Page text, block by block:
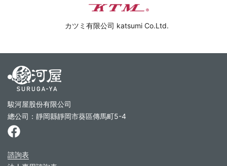
カツミ有限公司 katsumi Co.Ltd.
駿河屋股份有限公司
總公司：靜岡縣靜岡市葵區傳馬町5-4
諮詢表